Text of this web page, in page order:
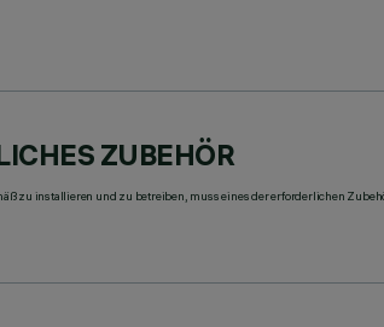
ZUBEHÖR
zu installieren und zu betreiben, muss eines der erforderlichen